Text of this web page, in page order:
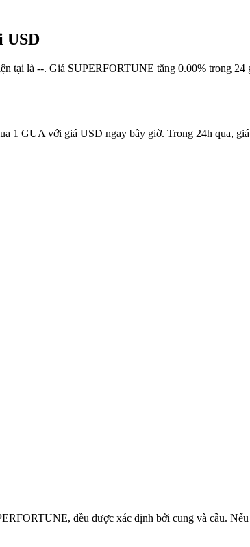
USD
tại là --. Giá SUPERFORTUNE tăng 0.00% trong
1 GUA với giá USD ngay bây giờ. Trong 24h qua,
đều được xác định bởi cung và cầu.